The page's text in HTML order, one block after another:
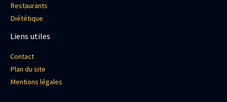
Restaurants
Diététique
Liens utiles
Contact
Plan du site
Mentions légales